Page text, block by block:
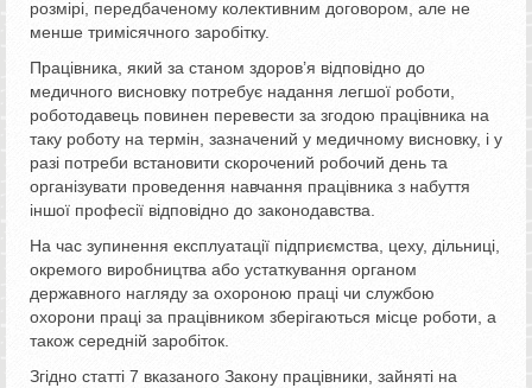
розмірі, передбаченому колективним договором, але не
менше тримісячного заробітку.
Працівника, який за станом здоров’я відповідно до
медичного висновку потребує надання легшої роботи,
роботодавець повинен перевести за згодою працівника на
таку роботу на термін, зазначений у медичному висновку, і у
разі потреби встановити скорочений робочий день та
організувати проведення навчання працівника з набуття
іншої професії відповідно до законодавства.
На час зупинення експлуатації підприємства, цеху, дільниці,
окремого виробництва або устаткування органом
державного нагляду за охороною праці чи службою
охорони праці за працівником зберігаються місце роботи, а
також середній заробіток.
Згідно статті 7 вказаного Закону працівники, зайняті на